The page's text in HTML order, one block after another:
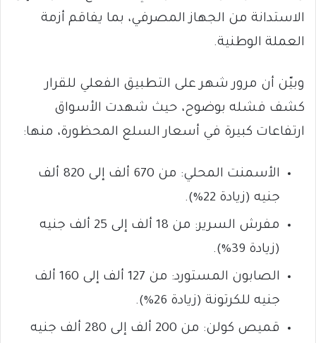
الاستدانة من الجهاز المصرفي، بما يفاقم أزمة
العملة الوطنية.
وبيّن أن مرور شهر على التطبيق الفعلي للقرار
كشف فشله بوضوح، حيث شهدت الأسواق
ارتفاعات كبيرة في أسعار السلع المحظورة، منها:
الأسمنت المحلي: من 670 ألف إلى 820 ألف
جنيه (زيادة 22%).
مفرش السرير: من 18 ألف إلى 25 ألف جنيه
(زيادة 39%).
الصابون المستورد: من 127 ألف إلى 160 ألف
جنيه للكرتونة (زيادة 26%).
قميص كولن: من 200 ألف إلى 280 ألف جنيه